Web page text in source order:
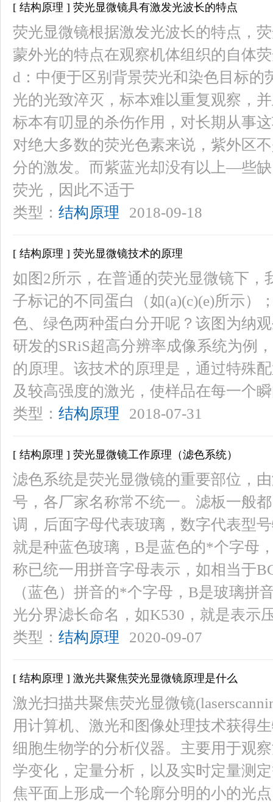
[ 结构原理 ] 荧光显微镜具有激发光波长的特点
荧光显微镜根据激发光波长的特点，
蒙外光的特点在观察机体组织的自体
d：中便于区别背景荧光和染色目标
光的光致淬灭，标本难以重复观察，
标本有叨显的杀伤作用，对长期从事
对绝大多数的荧光色素来说，紫外区
分的激发。而紫蓝光却没有以上—些
荧光，因此不适于
类型： 结构原理 2018-09-18
[ 结构原理 ] 荧光显微镜技术的原理
如图2所示，在普通的荧光显微镜下
子标记的不同蛋白（如(a)(c)(e)所示）
色、绿色两种蛋白分开呢？该图为纳
研发的SRiS超高分辨率成像系统为例
的原理。该技术的原理是，通过特殊
及较高强度的激光，使样品在每一个
类型： 结构原理 2018-07-31
[ 结构原理 ] 荧光显微镜工作原理（滤色系统）
滤色系统是荧光显微镜的重要部位，
号，各厂家名称常不统一。滤板一般
调，后面字母代表玻璃，数字代表型
就是种蓝色玻璃，B是蓝色的*个字母
称已统一用拼音字母表示，如相当于
（蓝色）拼音的*个字母，B是玻璃拼
光分界滤长命名，如K530，就是表示
类型： 结构原理 2020-09-07
[ 结构原理 ] 激光共聚焦荧光显微镜原理是什么
激光扫描共聚焦荧光显微镜
用计算机、激光和图像处理技术获得
细胞生物学的分析仪器。主要用于观
学变化，定量分析，以及实时定量测
焦平面上形成一个轮廓分明的小的光